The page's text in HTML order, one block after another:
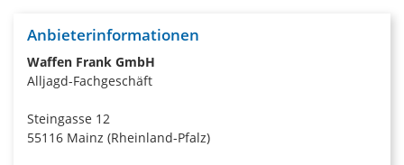
Anbieterinformationen
Waffen Frank GmbH
Alljagd-Fachgeschäft
Steingasse 12
55116 Mainz (Rheinland-Pfalz)